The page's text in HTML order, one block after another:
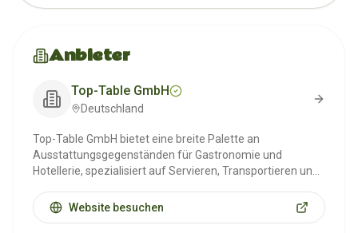
Anbieter
Top-Table GmbH
Deutschland
Top-Table GmbH bietet eine breite Palette an
Ausstattungsgegenständen für Gastronomie und
Hotellerie, spezialisiert auf Servieren, Transportieren und
Außer-Haus-Verkauf, Transportwagen und diverse
Buffetplatten und -displays.
Website besuchen